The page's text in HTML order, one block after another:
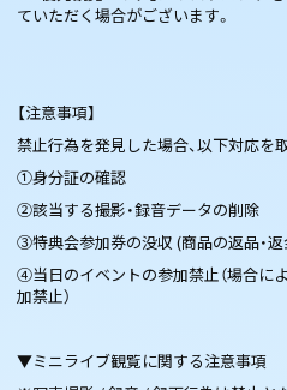
ていただく場合がございます。
【注意事項】
禁止行為を発見した場合、以下対応を
①身分証の確認
②該当する撮影・録音データの削除
③特典会参加券の没収 (商品の返品・
④当日のイベントの参加禁止（場合に
加禁止）
▼ミニライブ観覧に関する注意事項